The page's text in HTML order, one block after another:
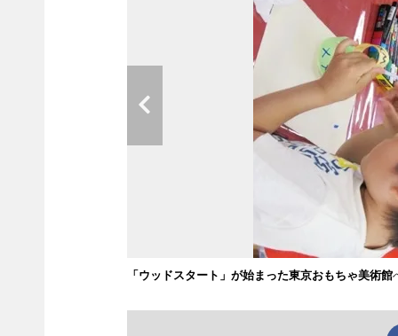
「ウッドスタート」が始まった東京おもちゃ美術館